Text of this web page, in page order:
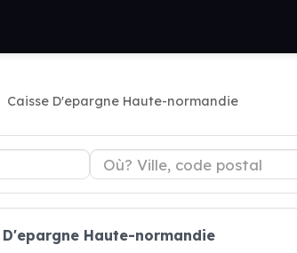
Caisse D'epargne Haute-normandie
Haute-normandie